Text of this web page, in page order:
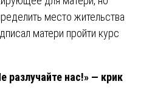
место жительства
матери пройти курс
разлучайте нас!» — крик